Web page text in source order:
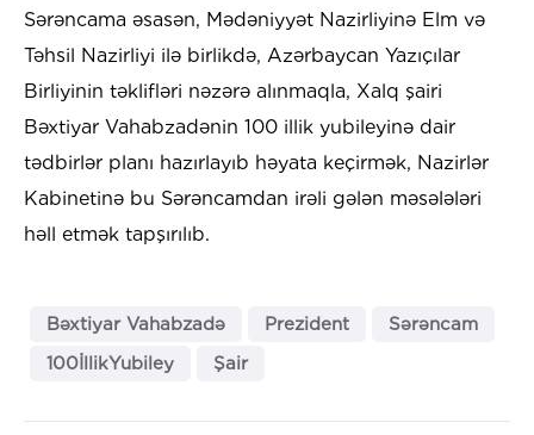
Sərəncama əsasən, Mədəniyyət Nazirliyinə Elm və
Təhsil Nazirliyi ilə birlikdə, Azərbaycan Yazıçılar
Birliyinin təklifləri nəzərə alınmaqla, Xalq şairi
Bəxtiyar Vahabzadənin 100 illik yubileyinə dair
tədbirlər planı hazırlayıb həyata keçirmək, Nazirlər
Kabinetinə bu Sərəncamdan irəli gələn məsələləri
həll etmək tapşırılıb.
Bəxtiyar Vahabzadə Prezident
Sərəncam
100İllikYubiley
Şair